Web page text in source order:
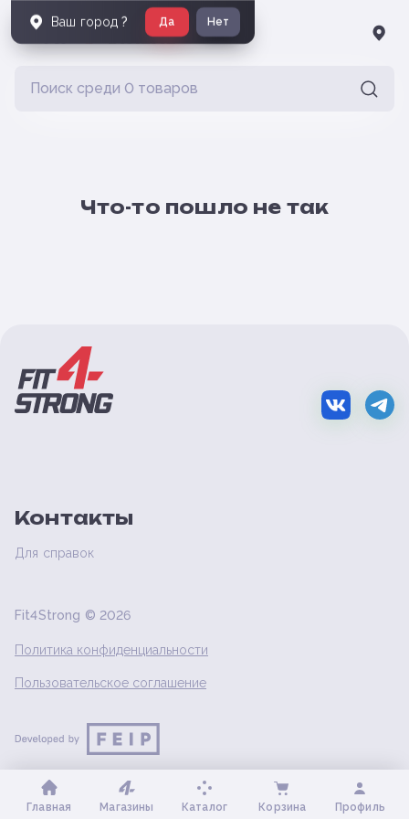
Что-то пошло не так
Контакты
Для справок
Fit4Strong © 2026
Политика конфиденциальности
Пользовательское соглашение
Главная Магазины Каталог Корзина Профиль
Ваш город ? Да Нет